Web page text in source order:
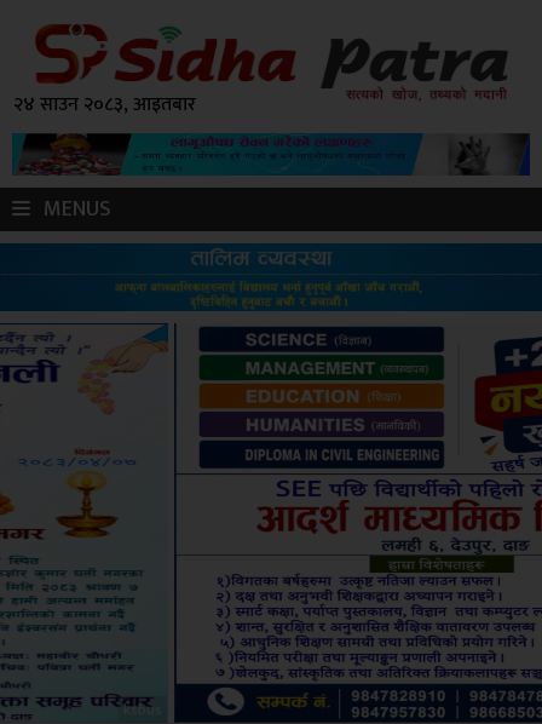
२४ साउन २०८३, आइतबार
MENUS
Amb